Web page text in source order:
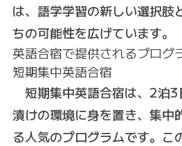
は、語学学習の新しい選択肢
ちの可能性を広げています。
英語合宿で提供されるプログ
短期集中英語合宿
短期集中英語合宿は、2泊
漬けの環境に身を置き、集中
る人気のプログラムです。こ